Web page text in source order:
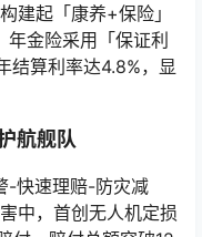
建起「康养+保险」
年金险采用「保证利
结算利率达4.8%，显
航舰队
-快速理赔-防灾减
中，首创无人机定损